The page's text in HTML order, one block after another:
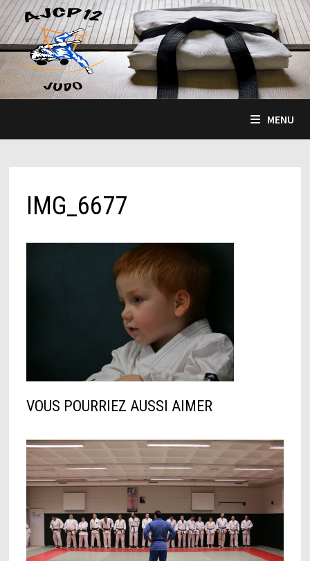
Passer
au
contenu
MENU
IMG_6677
VOUS POURRIEZ AUSSI AIMER